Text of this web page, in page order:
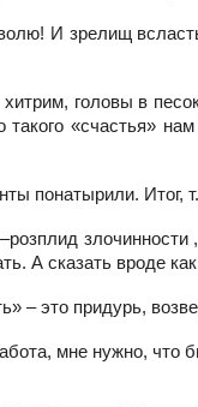
И зрелищ
головы в
«счастья»
понатырили. Итог,
злочинности
А сказать вроде
– это придурь,
мне нужно, что